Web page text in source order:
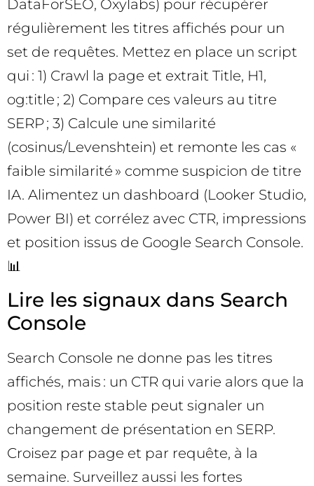
DataForSEO, Oxylabs) pour récupérer
régulièrement les titres affichés pour un
set de requêtes. Mettez en place un script
qui : 1) Crawl la page et extrait Title, H1,
og:title ; 2) Compare ces valeurs au titre
SERP ; 3) Calcule une similarité
(cosinus/Levenshtein) et remonte les cas «
faible similarité » comme suspicion de titre
IA. Alimentez un dashboard (Looker Studio,
Power BI) et corrélez avec CTR, impressions
et position issus de Google Search Console.
📊
Lire les signaux dans Search
Console
Search Console ne donne pas les titres
affichés, mais : un CTR qui varie alors que la
position reste stable peut signaler un
changement de présentation en SERP.
Croisez par page et par requête, à la
semaine. Surveillez aussi les fortes